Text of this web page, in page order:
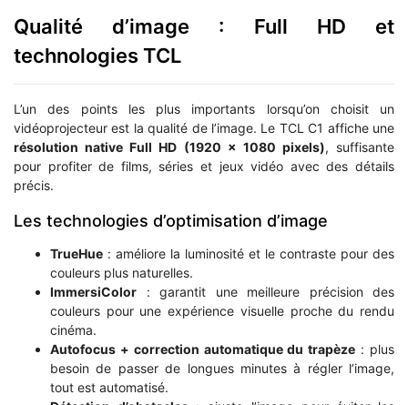
Qualité d’image : Full HD et
technologies TCL
L’un des points les plus importants lorsqu’on choisit un
vidéoprojecteur est la qualité de l’image. Le TCL C1 affiche une
résolution native Full HD (1920 x 1080 pixels), suffisante
pour profiter de films, séries et jeux vidéo avec des détails
précis.
Les technologies d’optimisation d’image
TrueHue : améliore la luminosité et le contraste pour des
couleurs plus naturelles.
ImmersiColor : garantit une meilleure précision des
couleurs pour une expérience visuelle proche du rendu
cinéma.
Autofocus + correction automatique du trapèze : plus
besoin de passer de longues minutes à régler l’image,
tout est automatisé.